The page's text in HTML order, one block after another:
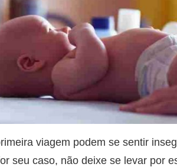
viagem podem se sentir
seu caso, não deixe se levar por